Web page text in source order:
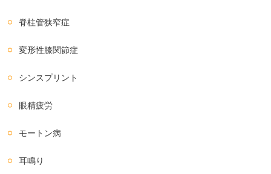
脊柱管狭窄症
変形性膝関節症
シンスプリント
眼精疲労
モートン病
耳鳴り